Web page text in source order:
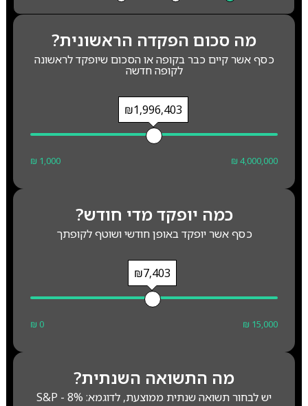
מה סכום הפקדה הראשונית?
כסף אשר קיים כבר בקופה או הסכום שיופקד לראשונה
לקופה חדשה
₪1,996,403
₪ 1,000 ₪ 4,000,000
כמה יופקד מדי חודש?
כסף אשר יופקד באופן חודשי ושוטף לקופתך
₪7,403
₪ 0 ₪ 15,000
מה התשואה השנתית?
יש לבחור תשואה שנתית ממוצעת, לדוגמא: S&P - 8%